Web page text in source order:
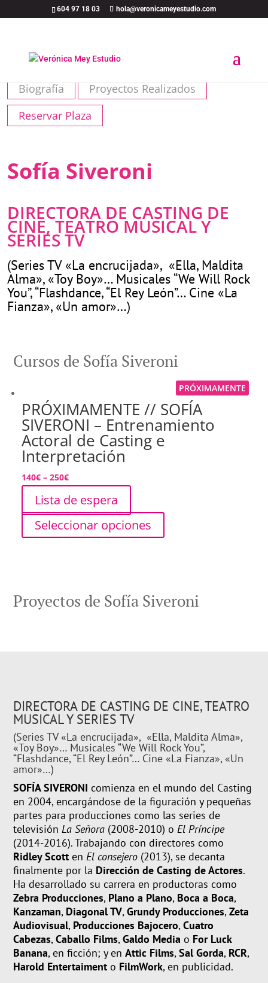
604 97 18 03 hola@veronicameyestudio.com
Biografía
Proyectos Realizados
Reservar Plaza
Sofía Siveroni
DIRECTORA DE CASTING DE
CINE, TEATRO MUSICAL Y
SERIES TV
(Series TV «La encrucijada», «Ella, Maldita
Alma», «Toy Boy»… Musicales “We Will Rock
You”, “Flashdance, “El Rey León”… Cine «La
Fianza», «Un amor»…)
Cursos de Sofía Siveroni
PRÓXIMAMENTE
PRÓXIMAMENTE // SOFÍA
SIVERONI – Entrenamiento
Actoral de Casting e
Interpretación
140€ –250€
Lista de espera
Seleccionar opciones
Proyectos de Sofía Siveroni
DIRECTORA DE CASTING DE CINE, TEATRO
MUSICAL Y SERIES TV
(Series TV «La encrucijada», «Ella, Maldita Alma»,
«Toy Boy»… Musicales “We Will Rock You”,
“Flashdance, “El Rey León”… Cine «La Fianza», «Un
amor»…)
SOFÍA SIVERONI comienza en el mundo del Casting
en 2004, encargándose de la figuración y pequeñas
partes para producciones como las series de
televisiónLa Señora (2008-2010) oEl Príncipe
(2014-2016). Trabajando con directores como
Ridley Scott enEl consejero (2013), se decanta
finalmente por la Dirección de Casting de Actores.
Ha desarrollado su carrera en productoras como
Zebra Producciones, Plano a Plano, Boca a Boca,
Kanzaman, Diagonal TV,Grundy Producciones,Zeta
Audiovisual, Producciones Bajocero,Cuatro
Cabezas,Caballo Films,Galdo Media o For Luck
Banana, en ficción; y enAttic Films,Sal Gorda, RCR,
Harold Entertaiment o FilmWork, en publicidad.